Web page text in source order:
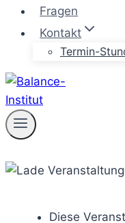
Fragen
Kontakt
Termin-
Diese